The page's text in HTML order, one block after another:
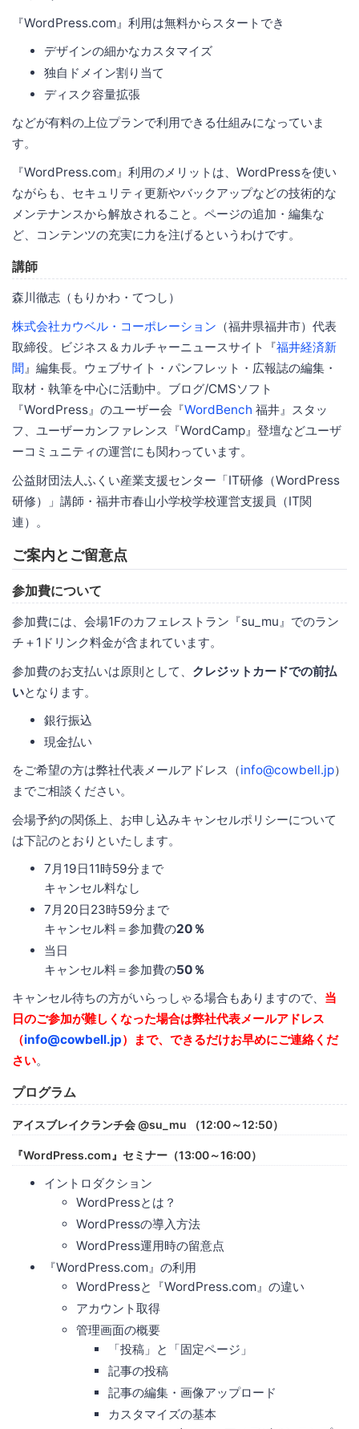
『WordPress.com』利用は無料からスタートでき
デザインの細かなカスタマイズ
独自ドメイン割り当て
ディスク容量拡張
などが有料の上位プランで利用できる仕組みになっていま
す。
『WordPress.com』利用のメリットは、WordPressを使い
ながらも、セキュリティ更新やバックアップなどの技術的な
メンテナンスから解放されること。ページの追加・編集な
ど、コンテンツの充実に力を注げるというわけです。
講師
森川徹志（もりかわ・てつし）
株式会社カウベル・コーポレーション （福井県福井市）代表
取締役。ビジネス＆カルチャーニュースサイト『福井経済新
聞』編集長。ウェブサイト・パンフレット・広報誌の編集・
取材・執筆を中心に活動中。ブログ/CMSソフト
『WordPress』のユーザー会『WordBench 福井』スタッ
フ、ユーザーカンファレンス『WordCamp』登壇などユーザ
ーコミュニティの運営にも関わっています。
公益財団法人ふくい産業支援センター「IT研修（WordPress
研修）」講師・福井市春山小学校学校運営支援員（IT関
連）。
ご案内とご留意点
参加費について
参加費には、会場1Fのカフェレストラン『su_mu』でのラン
チ＋1ドリンク料金が含まれています。
参加費のお支払いは原則として、 クレジットカードでの前払
いとなります。
銀行振込
現金払い
をご希望の方は弊社代表メールアドレス（info@cowbell.jp）
までご相談ください。
会場予約の関係上、お申し込みキャンセルポリシーについて
は下記のとおりといたします。
7月19日11時59分まで
キャンセル料なし
7月20日23時59分まで
キャンセル料＝参加費の20％
当日
キャンセル料＝参加費の50％
キャンセル待ちの方がいらっしゃる場合もありますので、 当
日のご参加が難しくなった場合は弊社代表メールアドレス
（info@cowbell.jp）まで、できるだけお早めにご連絡くだ
さい。
プログラム
アイスブレイクランチ会 @su_mu （12:00～12:50）
『WordPress.com』セミナー（13:00～16:00）
イントロダクション
WordPressとは？
WordPressの導入方法
WordPress運用時の留意点
『WordPress.com』の利用
WordPressと『WordPress.com』の違い
アカウント取得
管理画面の概要
「投稿」と「固定ページ」
記事の投稿
記事の編集・画像アップロード
カスタマイズの基本